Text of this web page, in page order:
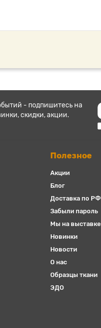
- подпишитесь на
скидки, акции.
Полезное
Акции
Блог
Доставка по РФ
Забыли пароль
Мы на выставке
Новинки
Новости
О нас
Образцы ткани
ЭДО